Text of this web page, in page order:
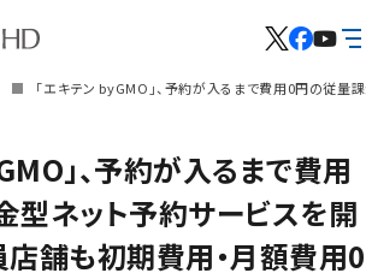
「エキテン byGMO」、予約が入るまで費用0円の従
」、予約が入るまで費用
型ネット予約サービスを開
舗も初期費用・月額費用0